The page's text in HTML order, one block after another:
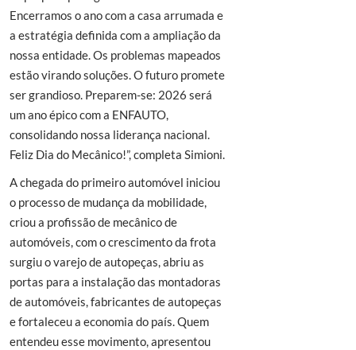
Encerramos o ano com a casa arrumada e
a estratégia definida com a ampliação da
nossa entidade. Os problemas mapeados
estão virando soluções. O futuro promete
ser grandioso. Preparem-se: 2026 será
um ano épico com a ENFAUTO,
consolidando nossa liderança nacional.
Feliz Dia do Mecânico!”, completa Simioni.
A chegada do primeiro automóvel iniciou
o processo de mudança da mobilidade,
criou a profissão de mecânico de
automóveis, com o crescimento da frota
surgiu o varejo de autopeças, abriu as
portas para a instalação das montadoras
de automóveis, fabricantes de autopeças
e fortaleceu a economia do país. Quem
entendeu esse movimento, apresentou